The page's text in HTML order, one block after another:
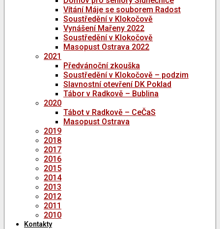
Vítání Máje se souborem Radost
Soustředění v Klokočově
Vynášení Mařeny 2022
Soustředění v Klokočově
Masopust Ostrava 2022
2021
Předvánoční zkouška
Soustředění v Klokočově – podzim
Slavnostní otevření DK Poklad
Tábor v Radkově – Bublina
2020
Tábot v Radkově – CeČaS
Masopust Ostrava
2019
2018
2017
2016
2015
2014
2013
2012
2011
2010
Kontakty